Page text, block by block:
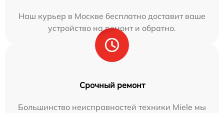
Наш курьер в Москве бесплатно доставит ваше
устройство на ремонт и обратно.
Срочный ремонт
Большинство неисправностей техники Miele мы